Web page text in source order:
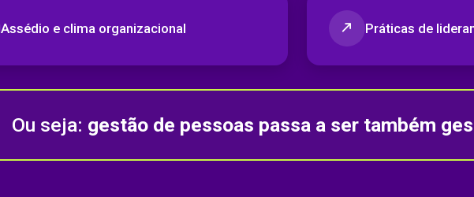
Assédio e clima organizacional Práticas de
Ou seja: gestão de pessoas passa a ser também